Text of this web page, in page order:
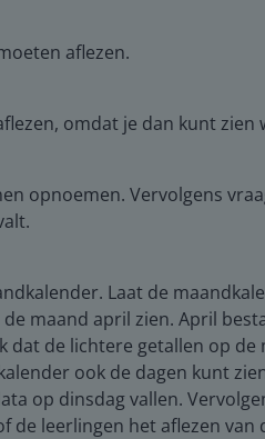
aflezen.
omdat je dan kunt
opnoemen. Vervolgens
Laat de
maand april zien. April
de lichtere getallen op
ook de dagen kunt
op dinsdag vallen.
leerlingen het aflezen